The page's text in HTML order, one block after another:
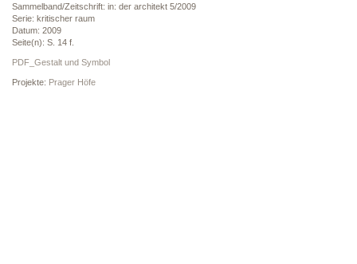
Sammelband/Zeitschrift: in: der architekt 5/2009
Serie: kritischer raum
Datum: 2009
Seite(n): S. 14 f.
PDF_Gestalt und Symbol
Projekte: Prager Höfe